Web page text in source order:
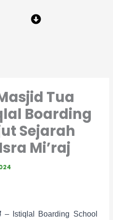
Menu
Tua
Boarding
Sejarah
Mi’raj
– Istiqlal Boarding School